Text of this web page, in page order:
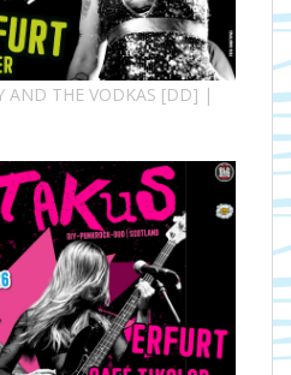
AND THE VODKAS [DD] |